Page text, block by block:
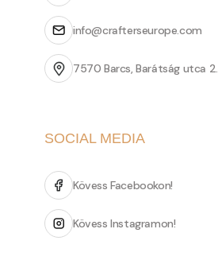
info@crafterseurope.com
7570 Barcs, Barátság utca 2.
SOCIAL MEDIA
Kövess Facebookon!
Kövess Instagramon!